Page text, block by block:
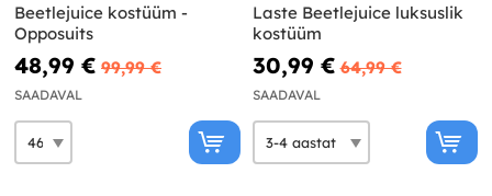
Beetlejuice kostüüm -
Opposuits
48,99 € 99,99 €
SAADAVAL
Laste Beetlejuice luksuslik
kostüüm
30,99 € 64,99 €
SAADAVAL